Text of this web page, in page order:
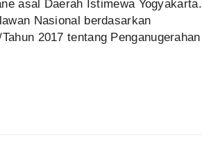
asal Daerah Istimewa Yogyakarta.
Nasional berdasarkan
2017 tentang Penganugerahan